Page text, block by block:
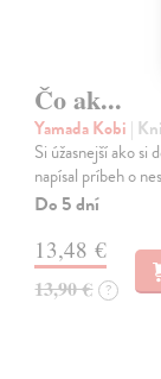
Čo ak...
Yamada Kobi |
Si úžasnejší ako si
napísal príbeh o
Do 5 dní
13,48 €
13,90 € ?